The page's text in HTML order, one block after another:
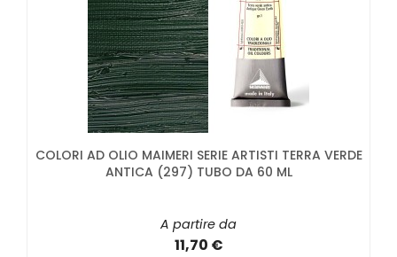
COLORI AD OLIO MAIMERI SERIE ARTISTI TERRA VERDE
ANTICA (297) TUBO DA 60 ML
A partire da
11,70 €